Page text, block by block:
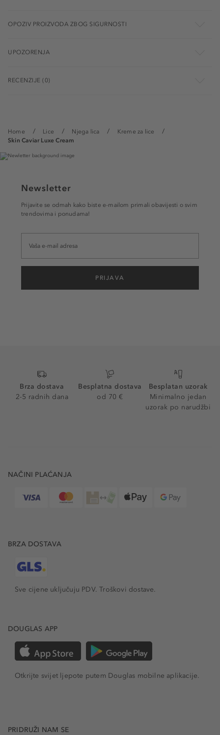
Home Lice Njega lica
Kreme za lice
Skin Caviar Luxe Cream
OPOZIV PROIZVODA ZBOG SIGURNOSTI
UPOZORENJA
RECENZIJE (0)
Newsletter
Prijavite se odmah kako biste e-mailom primali obavijesti o svim
trendovima i ponudama!
PRIJAVA
Brza dostava
2-5 radnih dana
Besplatna dostava
od 70 €
Besplatan uzorak
Minimalno jedan
uzorak po narudžbi
NAČINI PLAĆANJA
BRZA DOSTAVA
Sve cijene uključuju PDV.Troškovi dostave.
DOUGLAS APP
Otkrijte svijet ljepote putem Douglas mobilne aplikacije.
PRIDRUŽI NAM SE